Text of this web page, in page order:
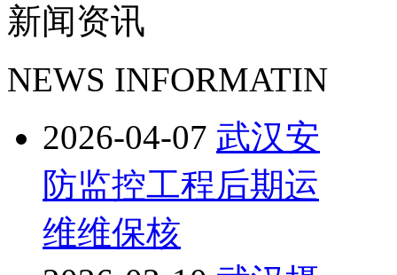
新闻资讯
NEWS INFORMATIN
2026-04-07 武汉安
防监控工程后期运
维维保核